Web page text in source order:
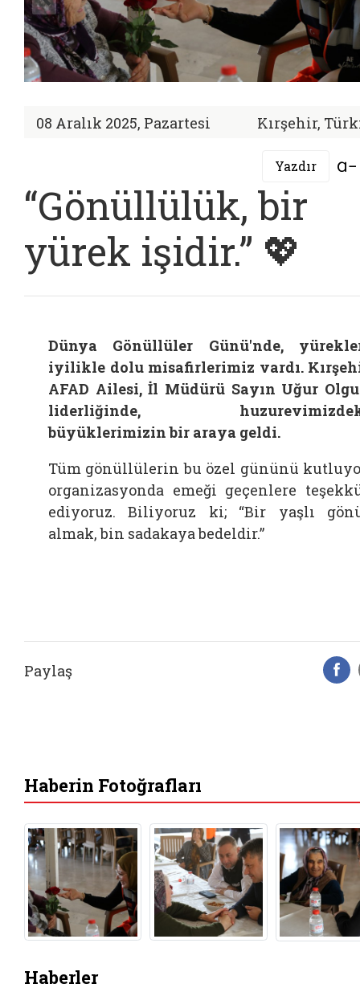
08 Aralık 2025, Pazartesi Kırşehir,
Yazdır
“Gönüllülük, bir
yürek işidir.” 💖
Dünya Gönüllüler Günü'nde,
iyilikle dolu misafirlerimiz vardı.
AFAD Ailesi, İl Müdürü Sayın Uğur
liderliğinde,
büyüklerimizin bir araya geldi.
Tüm gönüllülerin bu özel gününü
organizasyonda emeği geçenlere
ediyoruz. Biliyoruz ki; “Bir yaşlı
almak, bin sadakaya bedeldir.”
Paylaş
Haberin Fotoğrafları
Haberler